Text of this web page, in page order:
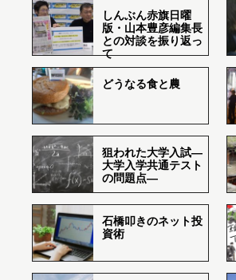
しんぶん赤旗日曜
版・山本豊彦編集長
との対談を振り返っ
て
どうなる食と農
狙われた大学入試―
大学入学共通テスト
の問題点―
石橋叩きのネット投
資術